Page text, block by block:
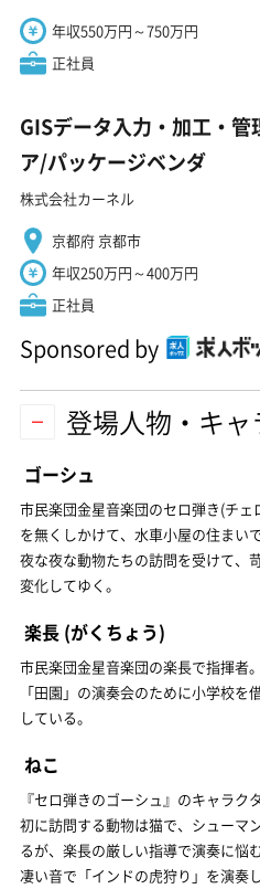
年収550万円～750万円
正社員
GISデータ入力・加工・
ア/パッケージベンダ
株式会社カーネル
京都府 京都市
年収250万円～400万円
正社員
Sponsored by
登場人物・キャ
ゴーシュ
市民楽団金星音楽団のセロ弾き(チ
を無くしかけて、水車小屋の住まい
夜な夜な動物たちの訪問を受けて、
変化してゆく。
楽長 (がくちょう)
市民楽団金星音楽団の楽長で指揮者
「田園」の演奏会のために小学校
している。
ねこ
『セロ弾きのゴーシュ』のキャラ
初に訪問する動物は猫で、シューマ
るが、楽長の厳しい指導で演奏に悩
凄い音で「インドの虎狩り」を演奏